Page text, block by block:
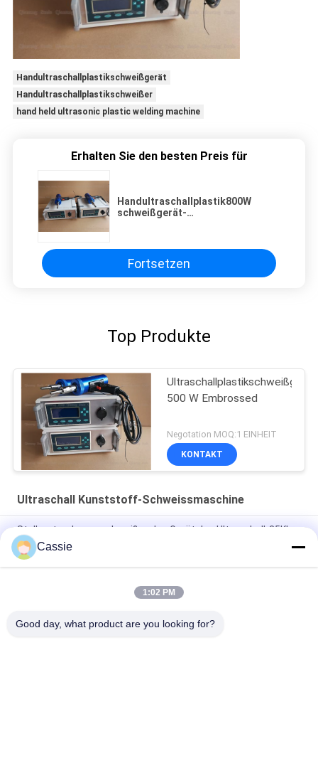
Handultraschallplastikschweißgerät
Handultraschallplastikschweißer
hand held ultrasonic plastic welding machine
Erhalten Sie den besten Preis für
Handultraschallplastik800W
schweißgerät-
Fortsetzen
Top Produkte
Ultraschallplastikschweißgerät
500 W Embrossed
Negotation MOQ:1 EINHEIT
KONTAKT
Ultraschall Kunststoff-Schweissmaschine
Stellen-tragbares schweißendes Gerät des Ultraschall-35Khz
mit Zeit-Modus-Kontrollsystem
Digital 28khz Ultraschalltitanaluminiumkopf des stellen-
Cassie
1:02 PM
Good day, what product are you looking for?